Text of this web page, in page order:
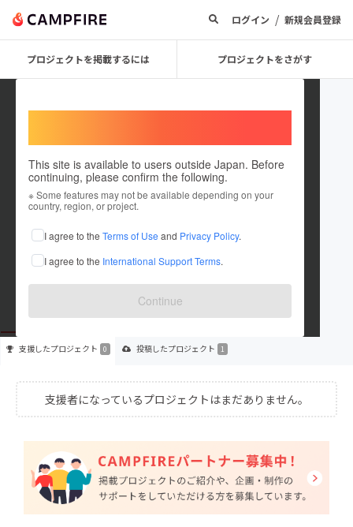
ログイン / 新規会員登録
プロジェクトを掲載するには プロジェクトをさがす
This site is available to users outside Japan. Before
continuing, please confirm the following.
※ Some features may not be available depending on your
country, region, or project.
I agree to the Terms of Use and Privacy Policy.
I agree to the International Support Terms.
Continue
株式会社Glafomi
これまでに1件のプロジェクトを投稿しています
在住国：未設定
出身国：未設定
支援したプロジェクト 0 投稿したプロジェクト 1
支援者になっているプロジェクトはまだありません。